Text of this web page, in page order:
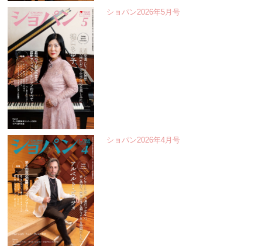
ショパン2026年5月号
ショパン2026年4月号